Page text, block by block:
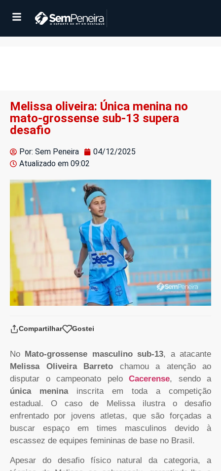
Melissa oliveira: Única menina no
mato-grossense sub-13 supera
desafio
Por: Sem Peneira
04/12/2025
Atualizado em 09:02
Compartilhar Gostei
No Mato-grossense masculino sub-13, a atacante
Melissa Oliveira Barreto chamou a atenção ao
disputar o campeonato pelo Cacerense, sendo a
única meninainscrita em toda a competição
estadual. O caso de Melissa ilustra o desafio
enfrentado por jovens atletas, que são forçadas a
buscar espaço em times masculinos devido à
escassez de equipes femininas de base no Brasil.
Apesar do desafio físico natural da categoria, a